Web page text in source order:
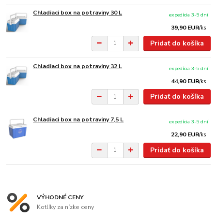
Chladiaci box na potraviny 30 L
39,90 EUR/ks
expedícia 3-5 dní
Pridať do košíka
Chladiaci box na potraviny 32 L
44,90 EUR/ks
expedícia 3-5 dní
Pridať do košíka
Chladiaci box na potraviny 7,5 L
22,90 EUR/ks
expedícia 3-5 dní
Pridať do košíka
VÝHODNÉ CENY
Kotlíky za nízke ceny